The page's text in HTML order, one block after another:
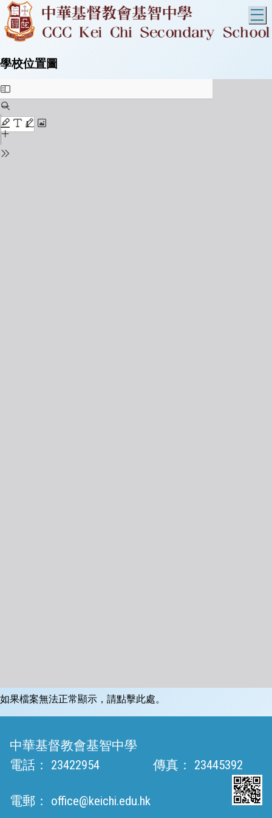
學校位置圖
如果檔案無法正常顯示，請點擊此處。
中華基督教會基智中學
電話：
23422954 傳真： 23445392
電郵： office@keichi.edu.hk